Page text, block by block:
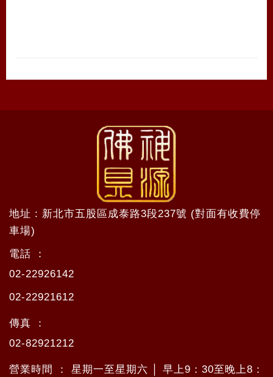
地址 : 新北市五股區成泰路3段237號 (對面有收費停
車場)
電話 ：
02-22926142
02-22921612
傳真 ：
02-82921212
營業時間 ： 星期一至星期六 │ 早上9：30至晚上8：